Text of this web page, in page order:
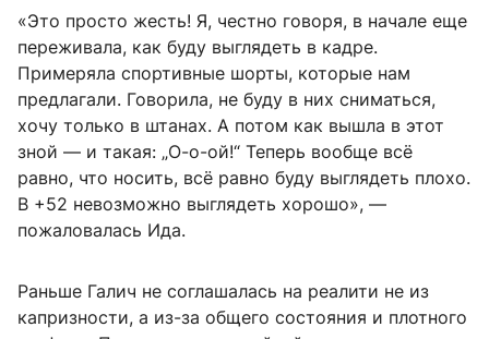
«Это просто жесть! Я, честно говоря, в начале еще
переживала, как буду выглядеть в кадре.
Примеряла спортивные шорты, которые нам
предлагали. Говорила, не буду в них сниматься,
хочу только в штанах. А потом как вышла в этот
зной — и такая: „О-о-ой!“ Теперь вообще всё
равно, что носить, всё равно буду выглядеть плохо.
В +52 невозможно выглядеть хорошо», —
пожаловалась Ида.
Раньше Галич не соглашалась на реалити не из
капризности, а из-за общего состояния и плотного